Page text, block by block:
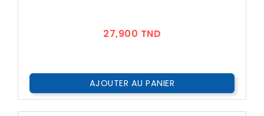
27,900 TND
AJOUTER AU PANIER